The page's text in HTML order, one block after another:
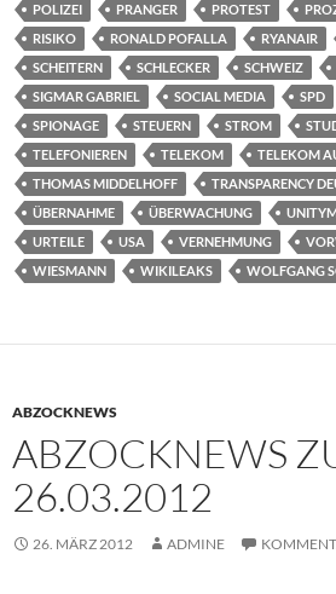
POLIZEI
PRANGER PROTEST
RISIKO
RONALD POFALLA RYANAIR
SCHEITERN
SCHLECKER SCHWEIZ
SIGMAR GABRIEL
SOCIAL MEDIA SPD
SPIONAGE
STEUERN STROM
TELEFONIEREN
TELEKOM TELEKOM
THOMAS MIDDELHOFF
TRANSPARENCY
ÜBERNAHME
ÜBERWACHUNG
URTEILE
USA VERNEHMUNG
WIESMANN
WIKILEAKS WOLFGANG
ABZOCKNEWS
ABZOCKNEWS
26.03.2012
26. MÄRZ 2012 ADMINE